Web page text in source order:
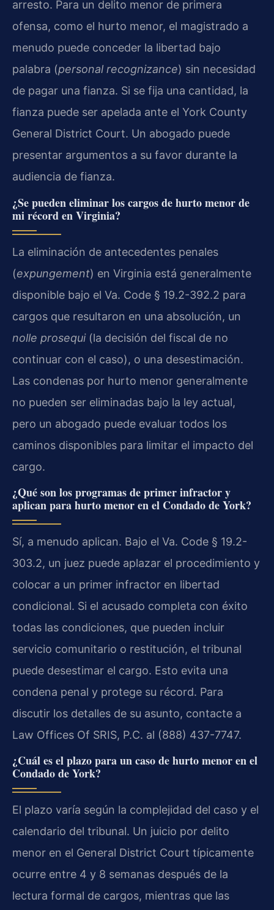
arresto. Para un delito menor de primera
ofensa, como el hurto menor, el magistrado a
menudo puede conceder la libertad bajo
palabra (personal recognizance) sin necesidad
de pagar una fianza. Si se fija una cantidad, la
fianza puede ser apelada ante el York County
General District Court. Un abogado puede
presentar argumentos a su favor durante la
audiencia de fianza.
¿Se pueden eliminar los cargos de hurto menor de
mi récord en Virginia?
La eliminación de antecedentes penales
(expungement) en Virginia está generalmente
disponible bajo el Va. Code § 19.2-392.2 para
cargos que resultaron en una absolución, un
nolle prosequi(la decisión del fiscal de no
continuar con el caso), o una desestimación.
Las condenas por hurto menor generalmente
no pueden ser eliminadas bajo la ley actual,
pero un abogado puede evaluar todos los
caminos disponibles para limitar el impacto del
cargo.
¿Qué son los programas de primer infractor y
aplican para hurto menor en el Condado de York?
Sí, a menudo aplican. Bajo el Va. Code § 19.2-
303.2, un juez puede aplazar el procedimiento y
colocar a un primer infractor en libertad
condicional. Si el acusado completa con éxito
todas las condiciones, que pueden incluir
servicio comunitario o restitución, el tribunal
puede desestimar el cargo. Esto evita una
condena penal y protege su récord. Para
discutir los detalles de su asunto, contacte a
Law Offices Of SRIS, P.C. al (888) 437-7747.
¿Cuál es el plazo para un caso de hurto menor en el
Condado de York?
El plazo varía según la complejidad del caso y el
calendario del tribunal. Un juicio por delito
menor en el General District Court típicamente
ocurre entre 4 y 8 semanas después de la
lectura formal de cargos, mientras que las